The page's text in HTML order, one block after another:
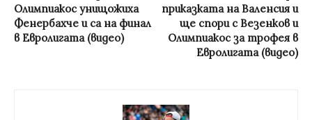
Олимпиакос унищожиха
Фенербахче и са на финал
в Евролигата (видео)
приказката на Валенсия и
ще спори с Везенков и
Олимпиакос за трофея в
Евролигата (видео)